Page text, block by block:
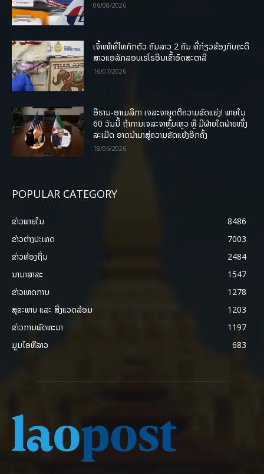
06/08/2026
ເຈົ້າໜ້າທີ່ໄທກັກຕົວ ຄົນລາວ 2 ຄົນ ທີ່ກ່ຽວຂ້ອງກັບຄະດີ
ສາວແອລັກລອບເຮໂຣອີນເຂົ້າອົດສະຕາລີ
16/07/2026
ອີຣານ-ອາເມລິກາ ເຈລະຈາຍຸດຕິຄວາມຂັດແຍ່ງ! ພາຍໃນ
60 ວັນນີ້ ຖ້າການເຈລະຈາຫຼົ້ມເຫຼວ ຫຼື ມີຝ່າຍໃດຝ່າຍໜຶ່ງ
ລະເມີດ ອາດນໍາມາສູ່ຄວາມຂັດແຍ້ງອີກຄັ້ງ
18/06/2026
POPULAR CATEGORY
ຂ່າວພາຍ​ໃນ
8486
ຂ່າວຕ່າງປະເທດ
7003
ຂ່າວທ້ອງຖິ່ນ
2484
ນານາສາລະ
1547
ຂ່າວເຫດການ
1278
ສຸຂະພາບ ແລະ ສີ່ງແວດລ້ອມ
1203
ຂ່າວການພັດທະນາ
1197
ມູມໄອທີລາວ
683